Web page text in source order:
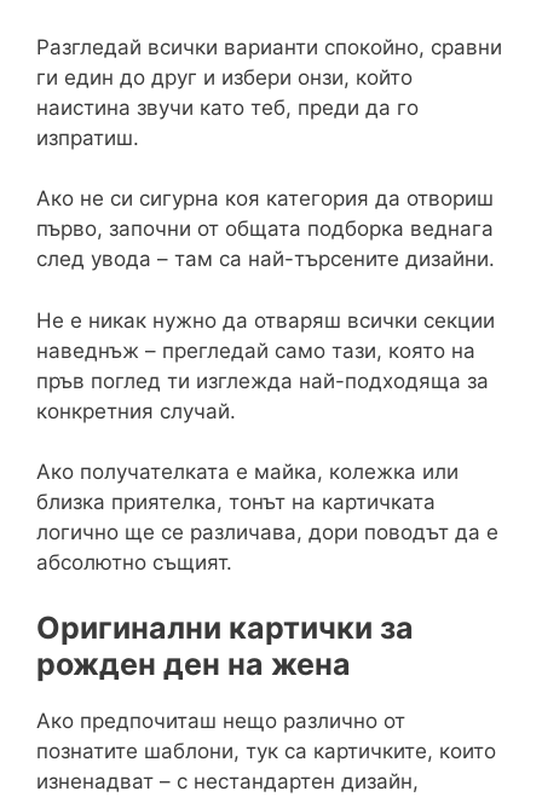
Разгледай всички варианти спокойно, сравни
ги един до друг и избери онзи, който
наистина звучи като теб, преди да го
изпратиш.
Ако не си сигурна коя категория да отвориш
първо, започни от общата подборка веднага
след увода – там са най-търсените дизайни.
Не е никак нужно да отваряш всички секции
наведнъж – прегледай само тази, която на
пръв поглед ти изглежда най-подходяща за
конкретния случай.
Ако получателката е майка, колежка или
близка приятелка, тонът на картичката
логично ще се различава, дори поводът да е
абсолютно същият.
Оригинални картички за
рожден ден на жена
Ако предпочиташ нещо различно от
познатите шаблони, тук са картичките, които
изненадват – с нестандартен дизайн,